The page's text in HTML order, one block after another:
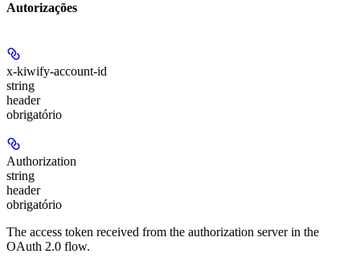
Autorizações
x-kiwify-account-id
string
header
obrigatório
Authorization
string
header
obrigatório
The access token received from the authorization server in the
OAuth 2.0 flow.